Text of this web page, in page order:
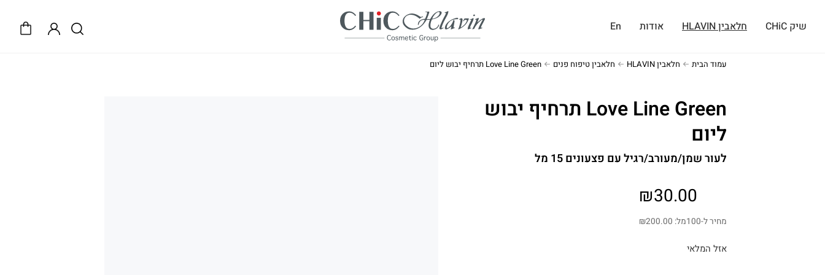
שיק CHiC חלאבין HLAVIN אודות En
עמוד הבית חלאבין HLAVIN חלאבין טיפוח פנים Love Line Green תרחיף יבוש ליום
Love Line Green תרחיף יבוש
ליום
לעור שמן/מעורב/רגיל עם פצעונים 15 מל
₪30.00
מחיר ל-100מל: ₪200.00
אזל המלאי